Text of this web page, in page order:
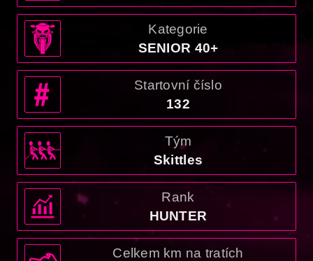
Kategorie
SENIOR 40+
Startovní číslo
132
Tým
Skittles
Rank
HUNTER
Celkem km na tratích